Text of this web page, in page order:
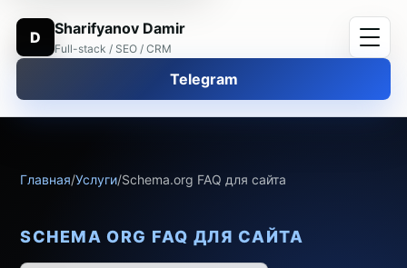
D Sharifyanov Damir
Full-stack / SEO / CRM
Telegram
Главная/Услуги/Schema.org FAQ для сайта
SCHEMA ORG FAQ ДЛЯ САЙТА